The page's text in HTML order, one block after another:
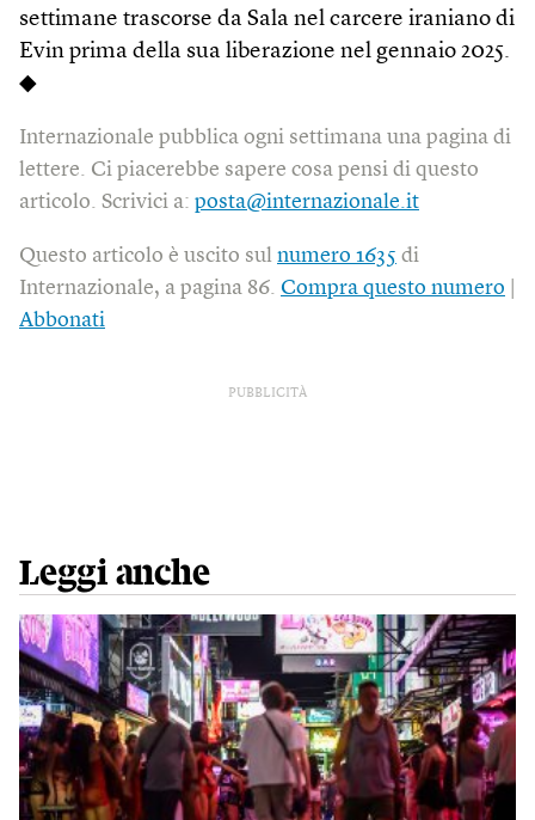
settimane trascorse da Sala nel carcere iraniano di
Evin prima della sua liberazione nel gennaio 2025.
◆
Internazionale pubblica ogni settimana una pagina di
lettere. Ci piacerebbe sapere cosa pensi di questo
articolo. Scrivici a: posta@internazionale.it
Questo articolo è uscito sul numero 1635 di
Internazionale, a pagina 86. Compra questo numero
Abbonati
PUBBLICITÀ
Leggi anche